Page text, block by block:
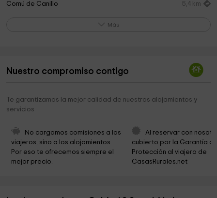
Comú de Canillo 5,4 km
Ermita de la Santa Creu de Canillo
Casa Cristo, museu etnogràfic 8,4 km
Capella de Casa Rossell
Museu Iconogràfic Sant Jordi
Ruta del Ferro
Museu de la Miniatura Nicolai Siadristy 11,0 km
Más
Nuestro compromiso contigo
Te garantizamos la mejor calidad de nuestros alojamientos y
servicios
No cargamos comisiones a los
viajeros, sino a los alojamientos.
Por eso te ofrecemos siempre el
mejor precio.
Al reservar con
cubierto por la Garantía
Protección al viajero de
CasasRurales.net